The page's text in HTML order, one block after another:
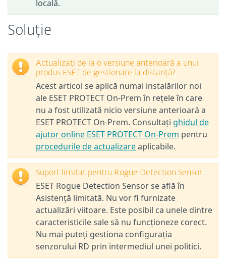
locală.
Soluție
Actualizați de la o versiune anterioară a unui
produs ESET de gestionare la distanță?
Acest articol se aplică numai instalărilor noi
ale ESET PROTECT On-Prem în rețele în care
nu a fost utilizată nicio versiune anterioară a
ESET PROTECT On-Prem. Consultați ghidul de
ajutor online ESET PROTECT On-Prem pentru
procedurile de actualizareaplicabile.
Suport limitat pentru Rogue Detection Sensor
ESET Rogue Detection Sensor se află în
Asistență limitată. Nu vor fi furnizate
actualizări viitoare. Este posibil ca unele dintre
caracteristicile sale să nu funcționeze corect.
Nu mai puteți gestiona configurația
senzorului RD prin intermediul unei politici.